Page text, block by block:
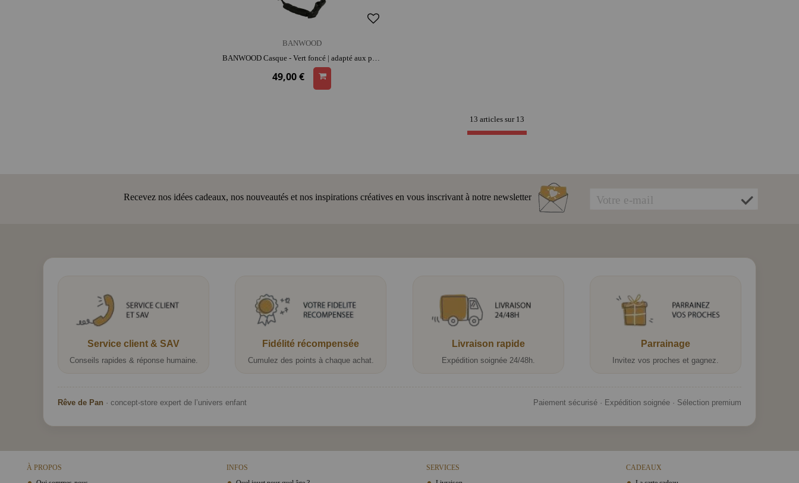
BANWOOD
BANWOOD Casque - Vert foncé | adapté aux petites têtes | apprentissage de l'équilibre
49,00 €
13 articles sur 13
Recevez nos idées cadeaux, nos nouveautés et nos inspirations créatives en vous inscrivant à notre newsletter
Service client & SAV
Conseils rapides & réponse humaine.
Fidélité récompensée
Cumulez des points à chaque achat.
Livraison rapide
Expédition soignée 24/48h.
Parrainage
Invitez vos proches et gagnez.
Rêve de Pan · concept-store expert de l’univers enfant Paiement sécurisé · Expédition soignée · Sélection premium
À PROPOS
INFOS
SERVICES
CADEAUX